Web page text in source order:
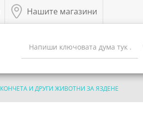
Нашите магазини
КОНЧЕТА И ДРУГИ ЖИВОТНИ ЗА ЯЗДЕНЕ